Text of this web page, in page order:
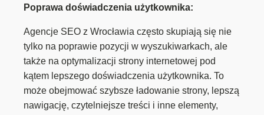
Poprawa doświadczenia użytkownika:
Agencje SEO z Wrocławia często skupiają się nie
tylko na poprawie pozycji w wyszukiwarkach, ale
także na optymalizacji strony internetowej pod
kątem lepszego doświadczenia użytkownika. To
może obejmować szybsze ładowanie strony, lepszą
nawigację, czytelniejsze treści i inne elementy,